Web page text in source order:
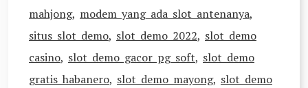
mahjong, modem yang ada slot antenanya,
situs slot demo, slot demo 2022, slot demo
casino, slot demo gacor pg soft, slot demo
gratis habanero, slot demo mayong, slot demo